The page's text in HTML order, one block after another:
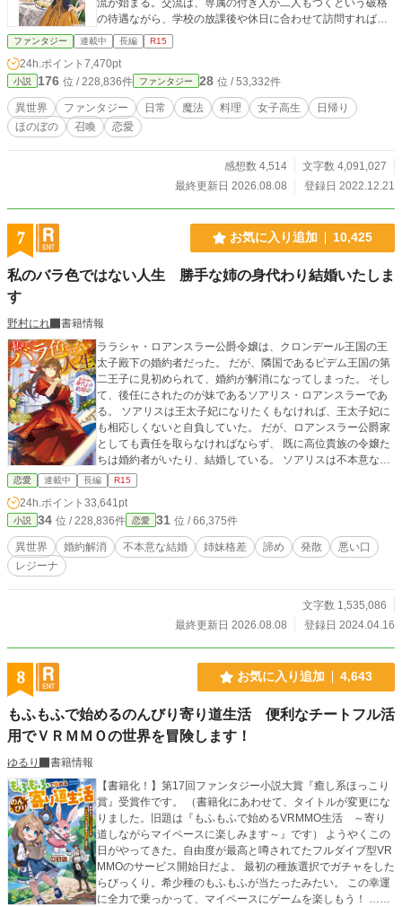
流が始まる。交流は、専属の付き人が二人もつくという破格
の待遇ながら、学校の放課後や休日に合わせて訪問すれば…
ファンタジー 連載中 長編 R15
24h.ポイント 7,470pt
小説 176 位 / 228,836件 ファンタジー 28 位 / 53,332件
異世界 ファンタジー 日常 魔法 料理 女子高生
日帰り
ほのぼの
召喚 恋愛
感想数 4,514
文字数 4,091,027
最終更新日 2026.08.08
登録日 2022.12.21
7 お気に入り追加 10,425
私のバラ色ではない人生 勝手な姉の身代わり結婚いたしま
す
野村にれ
書籍情報
ララシャ・ロアンスラー公爵令嬢は、クロンデール王国の王
太子殿下の婚約者だった。 だが、隣国であるピデム王国の第
二王子に見初められて、婚約が解消になってしまった。 そし
て、後任にされたのが妹であるソアリス・ロアンスラーであ
る。 ソアリスは王太子妃になりたくもなければ、王太子妃に
も相応しくないと自負していた。 だが、ロアンスラー公爵家
としても責任を取らなければならず、 既に高位貴族の令嬢た
ちは婚約者がいたり、結婚している。 ソアリスは不本意なが
らも嫁ぐことになってしまう。
恋愛 連載中 長編 R15
24h.ポイント 33,641pt
小説 34 位 / 228,836件 恋愛 31 位 / 66,375件
異世界 婚約解消 不本意な結婚 姉妹格差 諦め 発散
悪い口
レジーナ
文字数 1,535,086
最終更新日 2026.08.08
登録日 2024.04.16
8 お気に入り追加 4,643
もふもふで始めるのんびり寄り道生活 便利なチートフル活
用でＶＲＭＭＯの世界を冒険します！
ゆるり
書籍情報
【書籍化！】第17回ファンタジー小説大賞『癒し系ほっこり
賞』受賞作です。 （書籍化にあわせて、タイトルが変更にな
りました。旧題は『もふもふで始めるVRMMO生活 ～寄り
道しながらマイペースに楽しみます～』です） ようやくこの
日がやってきた。自由度が最高と噂されてたフルダイブ型VR
MMOのサービス開始日だよ。 最初の種族選択でガチャをした
らびっくり。希少種のもふもふが当たったみたい。 この幸運
に全力で乗っかって、マイペースにゲームを楽しもう！ ……